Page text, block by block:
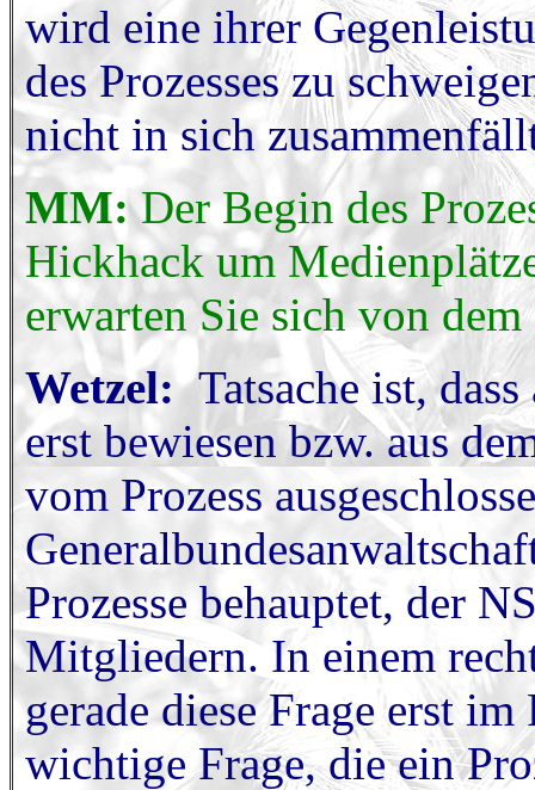
wird eine ihrer
des Prozesses zu
nicht in sich
MM:Der Begin des
Hickhack um
erwarten Sie sich von dem
Wetzel:Tatsache ist,
erst bewiesen bzw. aus
vom Prozess
Prozesse behauptet, der
Mitgliedern. In einem
gerade diese Frage erst
wichtige Frage, die ein